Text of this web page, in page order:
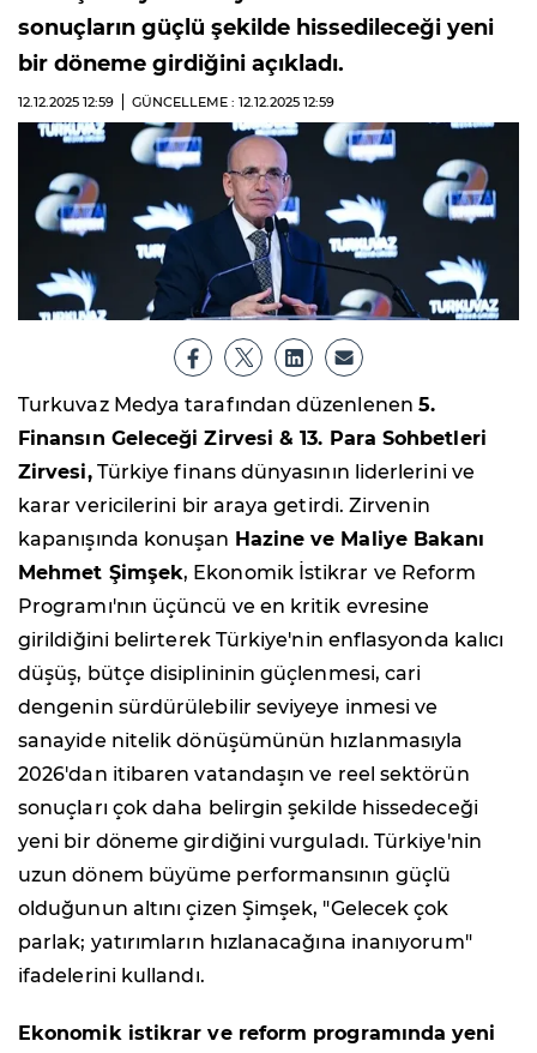
sonuçların güçlü şekilde hissedileceği yeni
bir döneme girdiğini açıkladı.
12.12.2025 12:59 GÜNCELLEME : 12.12.2025 12:59
Turkuvaz Medya tarafından düzenlenen 5.
Finansın Geleceği Zirvesi & 13. Para Sohbetleri
Zirvesi,Türkiye finans dünyasının liderlerini ve
karar vericilerini bir araya getirdi. Zirvenin
kapanışında konuşan Hazine ve Maliye Bakanı
Mehmet Şimşek, Ekonomik İstikrar ve Reform
Programı'nın üçüncü ve en kritik evresine
girildiğini belirterek Türkiye'nin enflasyonda kalıcı
düşüş, bütçe disiplininin güçlenmesi, cari
dengenin sürdürülebilir seviyeye inmesi ve
sanayide nitelik dönüşümünün hızlanmasıyla
2026'dan itibaren vatandaşın ve reel sektörün
sonuçları çok daha belirgin şekilde hissedeceği
yeni bir döneme girdiğini vurguladı. Türkiye'nin
uzun dönem büyüme performansının güçlü
olduğunun altını çizen Şimşek, "Gelecek çok
parlak; yatırımların hızlanacağına inanıyorum"
ifadelerini kullandı.
Ekonomik istikrar ve reform programında yeni